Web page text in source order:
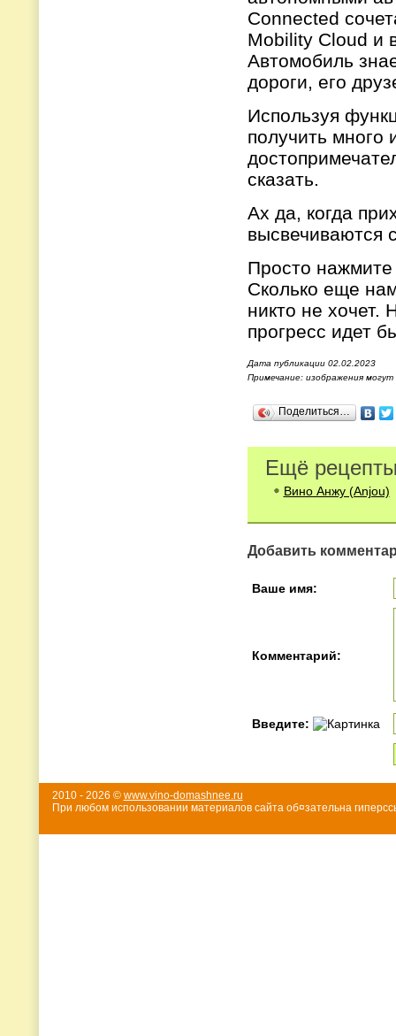
Connected
Mobility Cloud и
Автомобиль
дороги, его
Используя
получить много
сказать.
Ах да, когда
высвечиваются
Просто
Сколько еще
никто не хочет.
прогресс идет
Дата публикации 02.02.2023
Примечание: изображения
Поделиться…
Ещё
Вино Анжу (Anjou)
Добавить
Ваше имя:
Комментарий:
Введите:
2010 - 2026 © www.vino-domashnee.ru
При любом использовании материалов сайта об¤зательна